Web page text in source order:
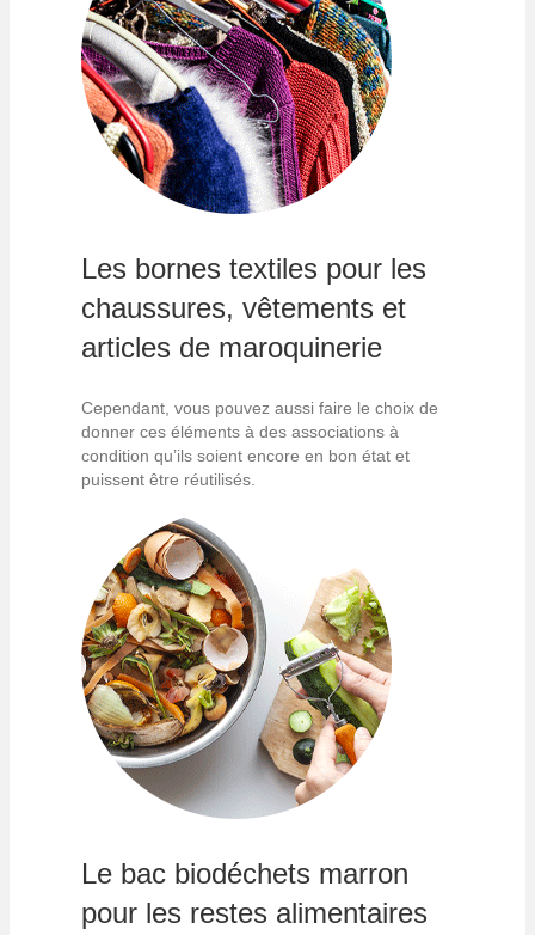
Les bornes textiles pour les
chaussures, vêtements et
articles de maroquinerie
Cependant, vous pouvez aussi faire le choix de
donner ces éléments à des associations à
condition qu’ils soient encore en bon état et
puissent être réutilisés.
Le bac biodéchets marron
pour les restes alimentaires